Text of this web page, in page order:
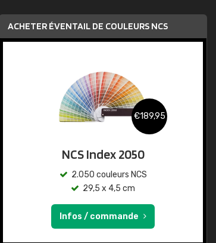
ACHETER ÉVENTAIL DE COULEURS NCS
€189,95
NCS Index 2050
2.050 couleurs NCS
29,5 x 4,5 cm
Infos / commande